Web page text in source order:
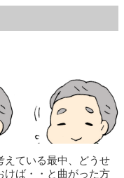
ている最中、どうせ
けば・・と曲がった方